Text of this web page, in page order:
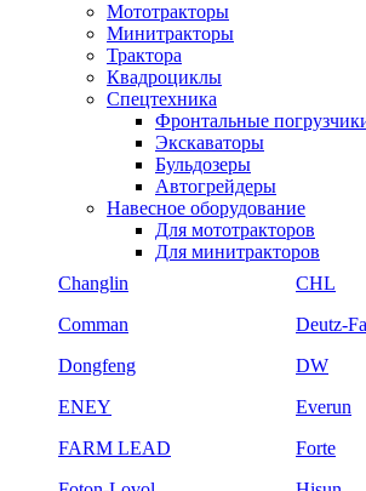
Мототракторы
Минитракторы
Трактора
Квадроциклы
Спецтехника
Фронтальные
Экскаваторы
Бульдозеры
Автогрейдеры
Навесное оборудование
Для мототракторов
Для минитракторов
Changlin
CHL
Comman
Deutz-
Dongfeng
DW
ENEY
Everun
FARM LEAD
Forte